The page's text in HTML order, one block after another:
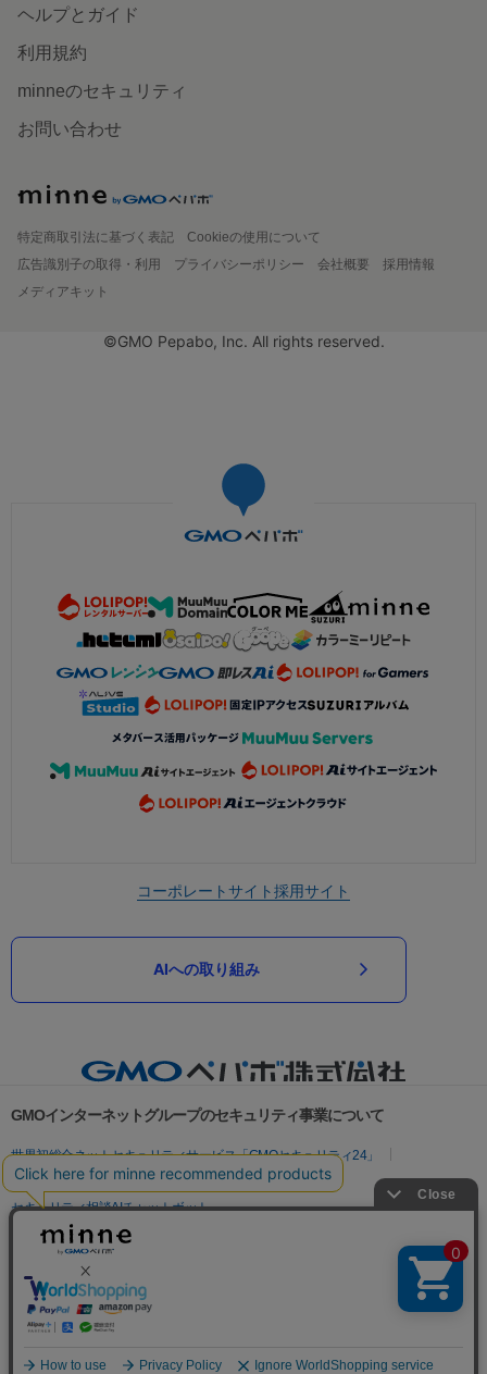
ヘルプとガイド
利用規約
minneのセキュリティ
お問い合わせ
特定商取引法に基づく表記
Cookieの使用について
広告識別子の取得・利用
プライバシーポリシー 会社概要
採用情報
メディアキット
©GMO Pepabo, Inc. All rights reserved.
コーポレートサイト採用サイト
AIへの取り組み
GMOインターネットグループのセキュリティ事業について
世界初総合ネットセキュリティサービス「GMOセキュリティ24」
パスワード漏洩診断
Webサイトリスク診断
セキュリティ相談AIチャットボット
実在証明・盗聴対策
サイバー攻撃対策（GMO Flatt Security）
セキュリティ事業の軌跡